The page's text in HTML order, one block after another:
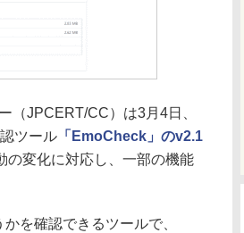
JPCERT/CC）は3月4日、
ツール 「EmoCheck」のv2.1
の変化に対応し、一部の機能
を確認できるツールで、